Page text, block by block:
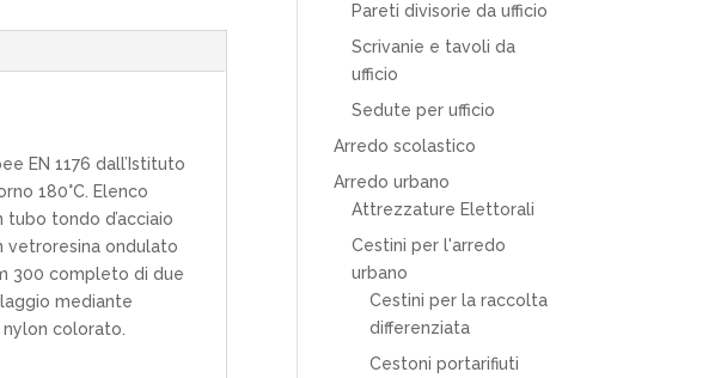
EN 1176 dall’Istituto
180°C. Elenco
tondo d’acciaio
vetroresina ondulato
300 completo di due
mediante
colorato.
Pareti divisorie da ufficio
Scrivanie e tavoli da
ufficio
Sedute per ufficio
Arredo scolastico
Arredo urbano
Attrezzature Elettorali
Cestini per l'arredo
urbano
Cestini per la raccolta
differenziata
Cestoni portarifiuti